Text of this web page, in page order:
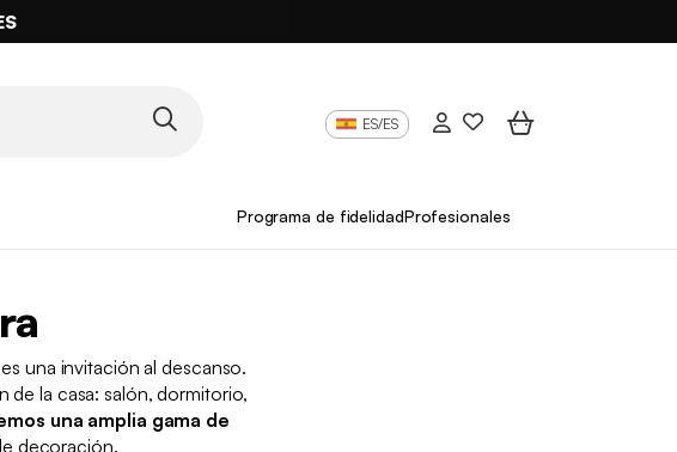
ES/ES
Programa de fidelidadProfesionales
es una invitación al descanso.
de la casa: salón, dormitorio,
una amplia gama de
decoración.